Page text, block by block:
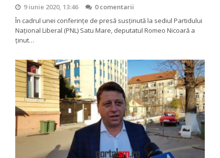
9 iunie 2020, 13:46
0 comentarii
În cadrul unei conferințe de presă susținută la sediul Partidului
Național Liberal (PNL) Satu Mare, deputatul Romeo Nicoară a
ținut…